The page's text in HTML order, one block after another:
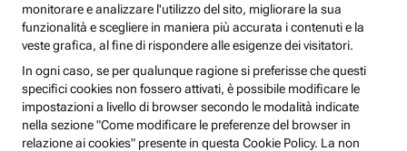
monitorare e analizzare l'utilizzo del sito, migliorare la sua
funzionalità e scegliere in maniera più accurata i contenuti e la
veste grafica, al fine di rispondere alle esigenze dei visitatori.
In ogni caso, se per qualunque ragione si preferisse che questi
specifici cookies non fossero attivati, è possibile modificare le
impostazioni a livello di browser secondo le modalità indicate
nella sezione "Come modificare le preferenze del browser in
relazione ai cookies" presente in questa Cookie Policy. La non